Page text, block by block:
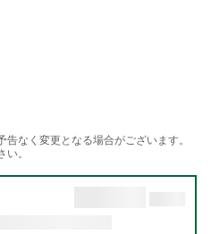
なく変更となる場合がございます。
。